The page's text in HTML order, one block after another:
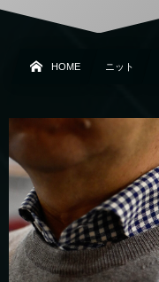
HOME ニット